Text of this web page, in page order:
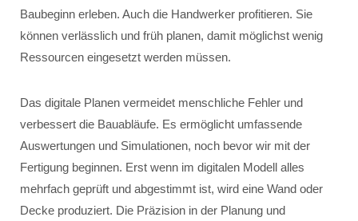
Baubeginn erleben. Auch die Handwerker profitieren. Sie
können verlässlich und früh planen, damit möglichst wenig
Ressourcen eingesetzt werden müssen.
Das digitale Planen vermeidet menschliche Fehler und
verbessert die Bauabläufe. Es ermöglicht umfassende
Auswertungen und Simulationen, noch bevor wir mit der
Fertigung beginnen. Erst wenn im digitalen Modell alles
mehrfach geprüft und abgestimmt ist, wird eine Wand oder
Decke produziert. Die Präzision in der Planung und